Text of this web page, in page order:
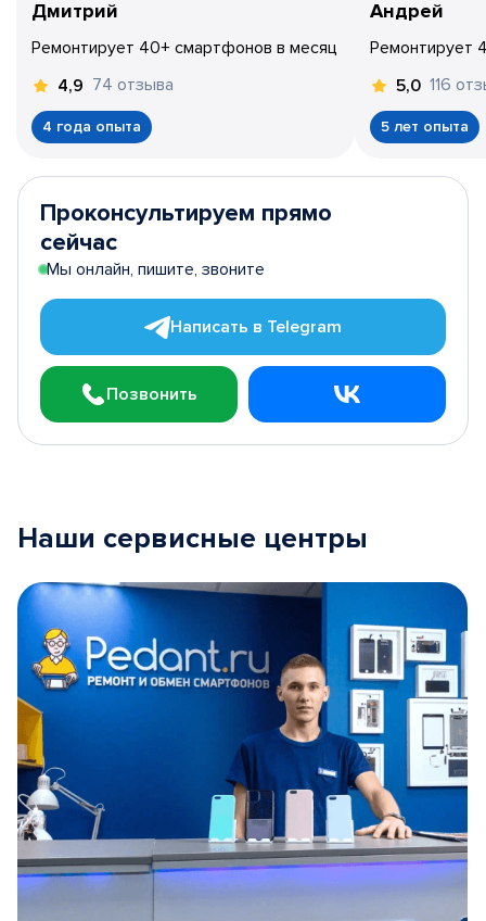
Дмитрий
Ремонтирует 40+ смартфонов в месяц
4,9 74 отзыва
4 года опыта
Андрей
Ремонтирует
5,0 116
5 лет опыта
Проконсультируем прямо
сейчас
Мы онлайн, пишите, звоните
Написать в Telegram
Позвонить
Наши сервисные центры